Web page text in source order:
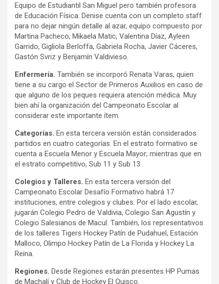
Equipo de Estudiantil San Miguel pero también profesora
de Educación Física. Denise cuenta con un completo staff
para no dejar ningún detalle al azar, equipo compuesto por
Martina Pacheco, Mikaela Matic, Valentina Díaz, Ayleen
Garrido, Gigliola Berloffa, Gabriela Rocha, Javier Cáceres,
Gastón Svriz y Benjamín Valdivieso.
Enfermería. También se incorporó Renata Varas, quien
tiene a su cargo el Sector de Primeros Auxilios en caso de
que alguno de los peques requiera atención médica. Muy
bien ahí la organización del Campeonato Escolar al
considerar este importante ítem.
Categorías. En esta tercera versión están considerados
partidos en cuatro categorías. En el estrato formativo se
cuenta a Escuela Menor y Escuela Mayor; mientras que en
el estrato competitivo, Sub 11 y Sub 13.
Colegios y Talleres. En esta tercera versión del
Campeonato Escolar Desafío Formativo habrá 17
instituciones, entre colegios y clubes. Por el lado escolar,
jugarán Colegio Pedro de Valdivia, Colegio San Agustín y
Colegio Salesianos de Macul. También, los representativos
de los talleres Tigers Hockey Patín de Pudahuel, Estación
Malloco, Olimpo Hockey Patín de La Florida y Hockey La
Reina.
Regiones. Desde Regiones estarán presentes HP Pumas
de Machalí y Club de Hockey El Quisco.